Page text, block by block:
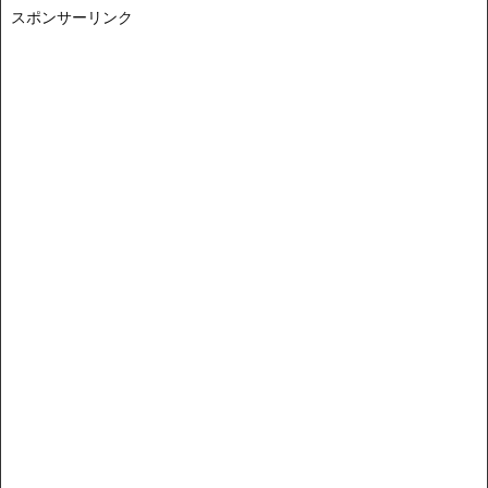
スポンサーリンク